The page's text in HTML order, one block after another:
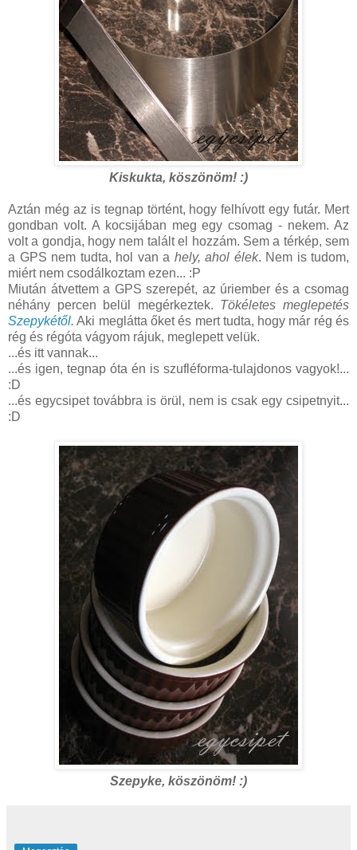
Kiskukta, köszönöm! :)
Aztán még az is tegnap történt, hogy felhívott egy futár. Mert
gondban volt. A kocsijában meg egy csomag - nekem. Az
volt a gondja, hogy nem talált el hozzám. Sem a térkép, sem
a GPS nem tudta, hol van a hely, ahol élek. Nem is tudom,
miért nem csodálkoztam ezen... :P
Miután átvettem a GPS szerepét, az úriember és a csomag
néhány percen belül megérkeztek. Tökéletes meglepetés
Szepykétől. Aki meglátta őket és mert tudta, hogy már rég és
rég és régóta vágyom rájuk, meglepett velük.
...és itt vannak...
...és igen, tegnap óta én is szufléforma-tulajdonos vagyok!...
:D
...és egycsipet továbbra is örül, nem is csak egy csipetnyit...
:D
Szepyke, köszönöm! :)